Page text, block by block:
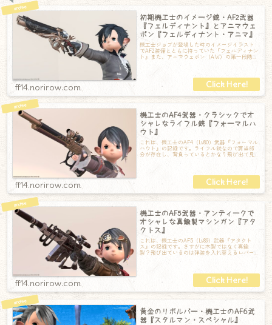
初期機工士のイメージ銃・AF2武器
『フェルディナント』とアニマウェ
ポン『フェルディナント・アニマ』
機工士ジョブが登場した時のイメージイラスト
でAF2装備とともに持っていた『フェルディナン
ト』また、アニマウェポン（AW）の第一段階で
ff14.norirow.com
機工士のAF4武器・クラシックでオ
シャレなライフル銃『フォーマルハ
ウト』
これは、機工士のAF4（Lv80）武器『フォーマル
ハウト』の記録です。ライフル銃なので肩当部
分が存在し、背負っているとかなり飛び出て見
ff14.norirow.com
機工士のAF5武器・アンティークで
オシャレな真鍮製マシンガン『アタ
クトス』
これは、機工士のAF5（Lv89）武器『アタクト
ス』の記録です。さすがに木製ではなく真鍮
製？飛び出ているのは弾装を入れ替えるレバー
ff14.norirow.com
黄金のリボルバー・機工士のAF6武
器『スタルマン・スペシャル』